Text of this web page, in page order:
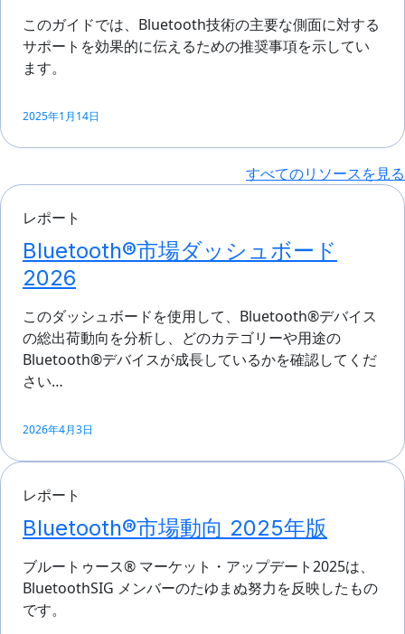
このガイドでは、Bluetooth技術の主要な側面に対する
サポートを効果的に伝えるための推奨事項を示してい
ます。
2025年1月14日
すべてのリソースを見る
レポート
Bluetooth®市場ダッシュボード
2026
このダッシュボードを使用して、Bluetooth®デバイス
の総出荷動向を分析し、どのカテゴリーや用途の
Bluetooth®デバイスが成長しているかを確認してくだ
さい…
2026年4月3日
レポート
Bluetooth®市場動向 2025年版
ブルートゥース® マーケット・アップデート2025は、
BluetoothSIG メンバーのたゆまぬ努力を反映したもの
です。